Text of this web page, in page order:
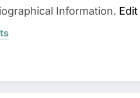
Information.